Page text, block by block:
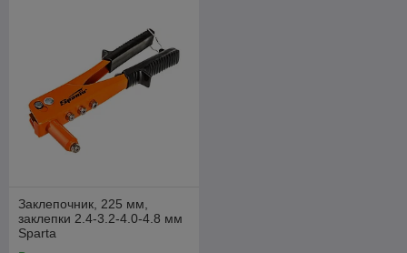
Заклепочник, 225 мм,
заклепки 2.4-3.2-4.0-4.8 мм
Sparta